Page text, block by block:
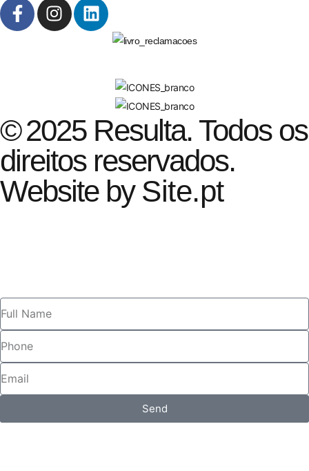
© 2025 Resulta. Todos os
direitos reservados.
Website by Site.pt
Send